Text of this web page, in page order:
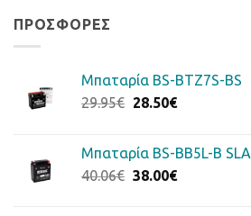
ΠΡΟΣΦΟΡΈΣ
Μπαταρία BS-BTZ7S-BS
29.95€ Original
29.95€.
28.50€Η
είναι:
28.50€.
Μπαταρία BS-BB5L-B SLA
40.06€ Original
38.00€Η